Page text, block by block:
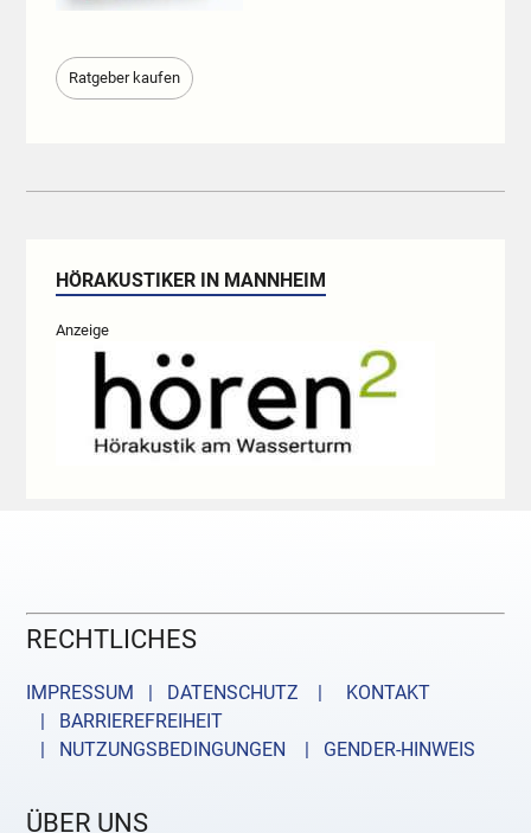
Ratgeber kaufen
HÖRAKUSTIKER IN MANNHEIM
Anzeige
RECHTLICHES
IMPRESSUM | DATENSCHUTZ |
KONTAKT
| BARRIEREFREIHEIT
| NUTZUNGSBEDINGUNGEN
| GENDER-HINWEIS
ÜBER UNS